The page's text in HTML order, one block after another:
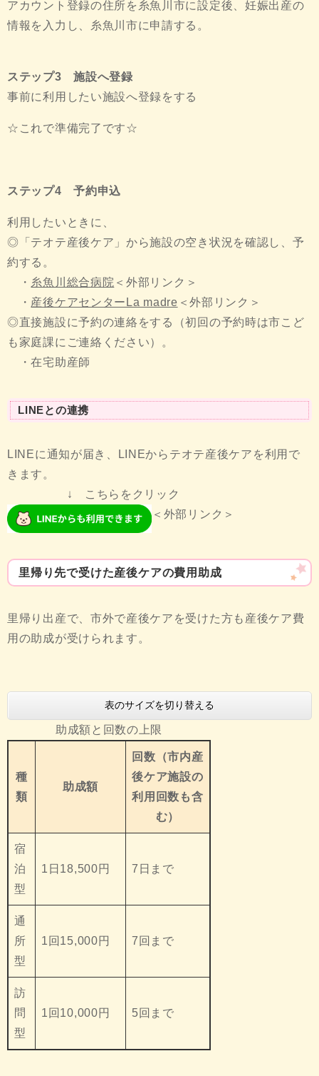
アカウント登録の住所を糸魚川市に設定後、妊娠出産の
情報を入力し、糸魚川市に申請する。
ステップ3 施設へ登録
事前に利用したい施設へ登録をする
☆これで準備完了です☆
ステップ4 予約申込
利用したいときに、
◎「テオテ産後ケア」から施設の空き状況を確認し、予
約する。
・ 糸魚川総合病院 ＜外部リンク＞
・ 産後ケアセンターLa madre ＜外部リンク＞
◎直接施設に予約の連絡をする（初回の予約時は市こど
も家庭課にご連絡ください）。
・在宅助産師
LINEとの連携
LINEに通知が届き、LINEからテオテ産後ケアを利用で
きます。
↓ こちらをクリック
＜外部リンク＞
里帰り先で受けた産後ケアの費用助成
里帰り出産で、市外で産後ケアを受けた方も産後ケア費
用の助成が受けられます。
表のサイズを切り替える
助成額と回数の上限
種
類
助成額
回数（市内産
後ケア施設の
利用回数も含
む）
宿
泊
型
1日18,500円 7日まで
通
所
型
1回15,000円 7回まで
訪
問
型
1回10,000円 5回まで